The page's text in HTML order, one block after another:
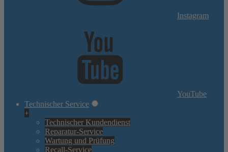
Instagram
YouTube
Technischer Service
+
Technischer Kundendienst
Reparatur-Service
Wartung und Prüfung
Recall-Service